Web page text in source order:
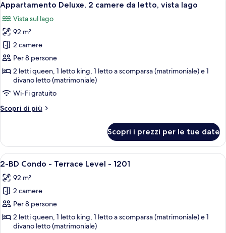
da
letto
(Terrace
Level
#1201B)
tutte
le
foto
per
Appartamento
Deluxe,
camere
da
letto,
lago
2
Appartamento Deluxe, 2 camere da letto, vista lago
Vista sul lago
92 m²
2 camere
Per 8 persone
2 letti queen, 1 letto king, 1 letto a scomparsa (matrimoniale) e 1
divano letto (matrimoniale)
Wi-Fi gratuito
Scopri di più
Altri
Deluxe,
camere
letto,
vista
lago
Scopri i prezzi per le tue date
Apri
tutte
le
foto
per
2-
Una camera da letto con un letto di
23
2-BD Condo - Terrace Level - 1201
92 m²
2 camere
Per 8 persone
2 letti queen, 1 letto king, 1 letto a scomparsa (matrimoniale) e 1
divano letto (matrimoniale)